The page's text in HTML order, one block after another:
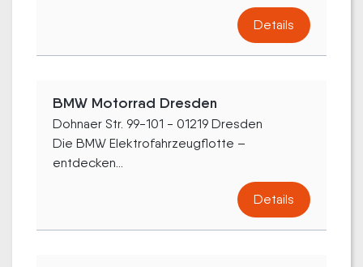
Details
BMW Motorrad Dresden
Dohnaer Str. 99-101 - 01219 Dresden
Die BMW Elektrofahrzeugflotte –
entdecken...
Details